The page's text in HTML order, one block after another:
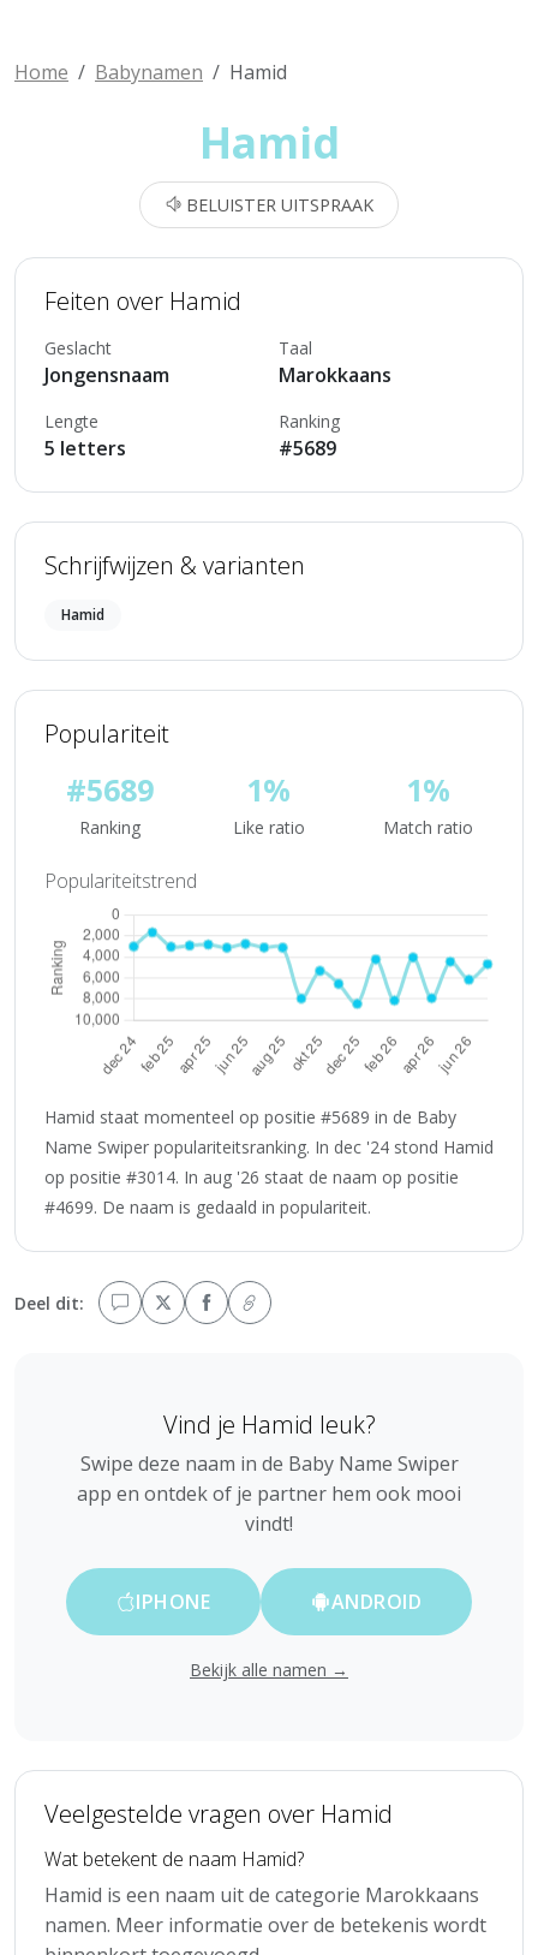
Home Babynamen Hamid
Hamid
BELUISTER UITSPRAAK
Feiten over Hamid
Geslacht
Jongensnaam
Taal
Marokkaans
Lengte
5 letters
Ranking
#5689
Schrijfwijzen & varianten
Hamid
Populariteit
#5689
Ranking
1%
Like ratio
1%
Match ratio
Populariteitstrend
Hamid staat momenteel op positie #5689 in de Baby
Name Swiper populariteitsranking. In dec '24 stond Hamid
op positie #3014. In aug '26 staat de naam op positie
#4699. De naam is gedaald in populariteit.
Deel dit:
Vind je Hamid leuk?
Swipe deze naam in de Baby Name Swiper
app en ontdek of je partner hem ook mooi
vindt!
IPHONE ANDROID
Bekijk alle namen →
Veelgestelde vragen over Hamid
Wat betekent de naam Hamid?
Hamid is een naam uit de categorie Marokkaans
namen. Meer informatie over de betekenis wordt